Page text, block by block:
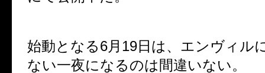
始動となる6月19日は、エンヴィル
ない一夜になるのは間違いない。